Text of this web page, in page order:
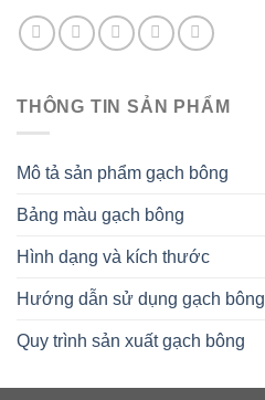
THÔNG TIN SẢN PHẨM
Mô tả sản phẩm gạch bông
Bảng màu gạch bông
Hình dạng và kích thước
Hướng dẫn sử dụng gạch bông
Quy trình sản xuất gạch bông